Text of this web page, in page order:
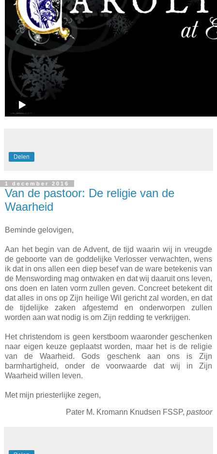
Delen
1 december 2016
Van de pastoor: De religie van de
Waarheid
Beminde gelovigen,
Aan het begin van de Advent, de tijd waarin wij in vreugde
de geboorte van de goddelijke Verlosser verwachten, wens
ik dat in ons allen een diep besef van de ware betekenis van
de Menswording mag ontwaken en dat wij daaruit ons leven,
ons doen en laten vorm zullen geven. Concreet betekent dit
dat alles in ons op Zijn heilige Wil gericht zal worden, en dat
de tijdelijke zaken afgestemd en onderworpen zullen
worden aan wat nodig is om Zijn redding te verkrijgen.
Het christendom is geen kerstboom waaronder geschenken
naar eigen keuze geplaatst worden, maar het is de religie
van de Waarheid. Gods geschenk aan ons is Zijn
barmhartigheid, onder de voorwaarde dat wij in Zijn
Waarheid willen leven.
Met mijn priesterlijke zegen,
Pater M. Kromann Knudsen FSSP, pastoor